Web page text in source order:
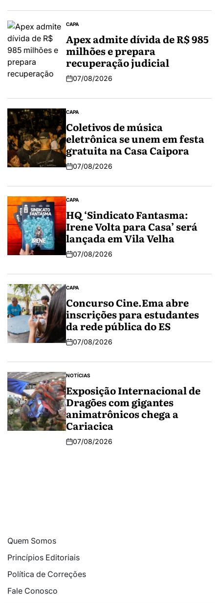
CAPA
Apex admite dívida de R$ 985
milhões e prepara
recuperação judicial
07/08/2026
CAPA
Coletivos de música
eletrônica se unem em festa
gratuita na Casa Caipora
07/08/2026
CAPA
HQ ‘Sindicato Fantasma:
Irene Volta para Casa’ será
lançada em Vila Velha
07/08/2026
CAPA
Concurso Cine.Ema abre
inscrições para estudantes
da rede pública do ES
07/08/2026
NOTÍCIAS
Exposição Internacional de
Dragões com gigantes
animatrônicos chega a
Cariacica
07/08/2026
Quem Somos
Princípios Editoriais
Política de Correções
Fale Conosco